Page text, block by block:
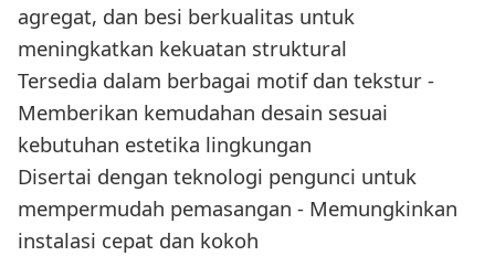
agregat, dan besi berkualitas untuk
meningkatkan kekuatan struktural
Tersedia dalam berbagai motif dan tekstur -
Memberikan kemudahan desain sesuai
kebutuhan estetika lingkungan
Disertai dengan teknologi pengunci untuk
mempermudah pemasangan - Memungkinkan
instalasi cepat dan kokoh